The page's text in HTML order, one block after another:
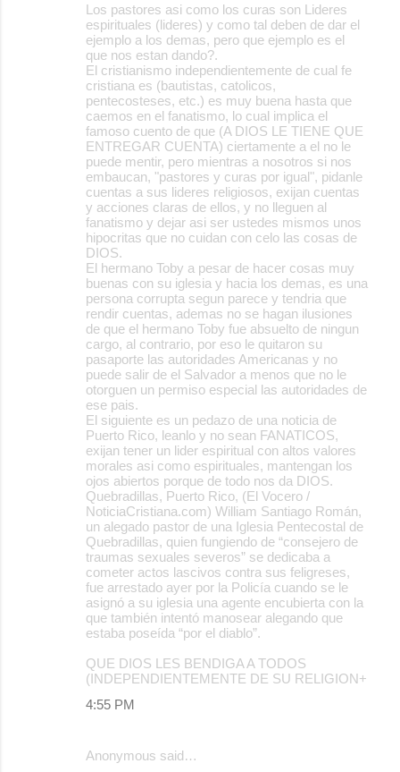
Los pastores asi como los curas son Lideres
espirituales (lideres) y como tal deben de dar el
ejemplo a los demas, pero que ejemplo es el
que nos estan dando?.
El cristianismo independientemente de cual fe
cristiana es (bautistas, catolicos,
pentecosteses, etc.) es muy buena hasta que
caemos en el fanatismo, lo cual implica el
famoso cuento de que (A DIOS LE TIENE QUE
ENTREGAR CUENTA) ciertamente a el no le
puede mentir, pero mientras a nosotros si nos
embaucan, "pastores y curas por igual", pidanle
cuentas a sus lideres religiosos, exijan cuentas
y acciones claras de ellos, y no lleguen al
fanatismo y dejar asi ser ustedes mismos unos
hipocritas que no cuidan con celo las cosas de
DIOS.
El hermano Toby a pesar de hacer cosas muy
buenas con su iglesia y hacia los demas, es una
persona corrupta segun parece y tendria que
rendir cuentas, ademas no se hagan ilusiones
de que el hermano Toby fue absuelto de ningun
cargo, al contrario, por eso le quitaron su
pasaporte las autoridades Americanas y no
puede salir de el Salvador a menos que no le
otorguen un permiso especial las autoridades de
ese pais.
El siguiente es un pedazo de una noticia de
Puerto Rico, leanlo y no sean FANATICOS,
exijan tener un lider espiritual con altos valores
morales asi como espirituales, mantengan los
ojos abiertos porque de todo nos da DIOS.
Quebradillas, Puerto Rico, (El Vocero /
NoticiaCristiana.com) William Santiago Román,
un alegado pastor de una Iglesia Pentecostal de
Quebradillas, quien fungiendo de “consejero de
traumas sexuales severos” se dedicaba a
cometer actos lascivos contra sus feligreses,
fue arrestado ayer por la Policía cuando se le
asignó a su iglesia una agente encubierta con la
que también intentó manosear alegando que
estaba poseída “por el diablo”.
QUE DIOS LES BENDIGA A TODOS
(INDEPENDIENTEMENTE DE SU RELIGION+
4:55 PM
Anonymous said…